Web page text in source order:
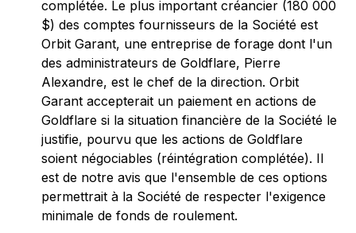
complétée. Le plus important créancier (180 000
$) des comptes fournisseurs de la Société est
Orbit Garant, une entreprise de forage dont l'un
des administrateurs de Goldflare, Pierre
Alexandre, est le chef de la direction. Orbit
Garant accepterait un paiement en actions de
Goldflare si la situation financière de la Société le
justifie, pourvu que les actions de Goldflare
soient négociables (réintégration complétée). Il
est de notre avis que l'ensemble de ces options
permettrait à la Société de respecter l'exigence
minimale de fonds de roulement.